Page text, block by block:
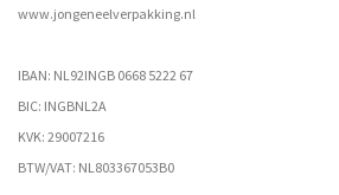
www.jongeneelverpakking.nl
IBAN: NL92INGB 0668 5222 67
BIC: INGBNL2A
KVK: 29007216
BTW/VAT: NL803367053B0